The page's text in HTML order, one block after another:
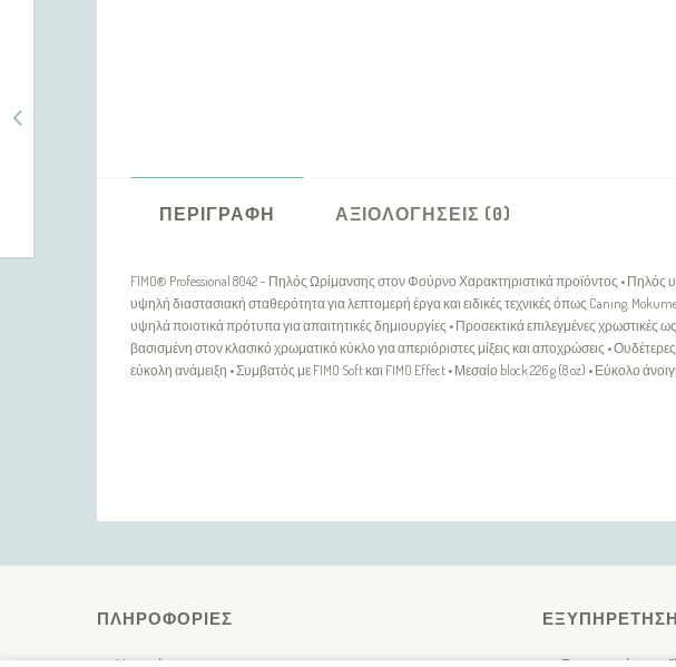
ΠΕΡΙΓΡΑΦΉ ΑΞΙΟΛΟΓΉΣΕΙΣ (0)
FIMO® Professional 8042 – Πηλός Ωρίμανσης στον Φούρνο Χαρακτηριστικά προϊόντος •
υψηλή διαστασιακή σταθερότητα για λεπτομερή έργα και ειδικές τεχνικές όπως Caning,
υψηλά ποιοτικά πρότυπα για απαιτητικές δημιουργίες • Προσεκτικά επιλεγμένες
βασισμένη στον κλασικό χρωματικό κύκλο για απεριόριστες μίξεις και αποχρώσεις •
εύκολη ανάμειξη • Συμβατός με FIMO Soft και FIMO Effect • Μεσαίο block 226 g (8 oz) • Εύκολο
ΠΛΗΡΟΦΟΡΊΕΣ